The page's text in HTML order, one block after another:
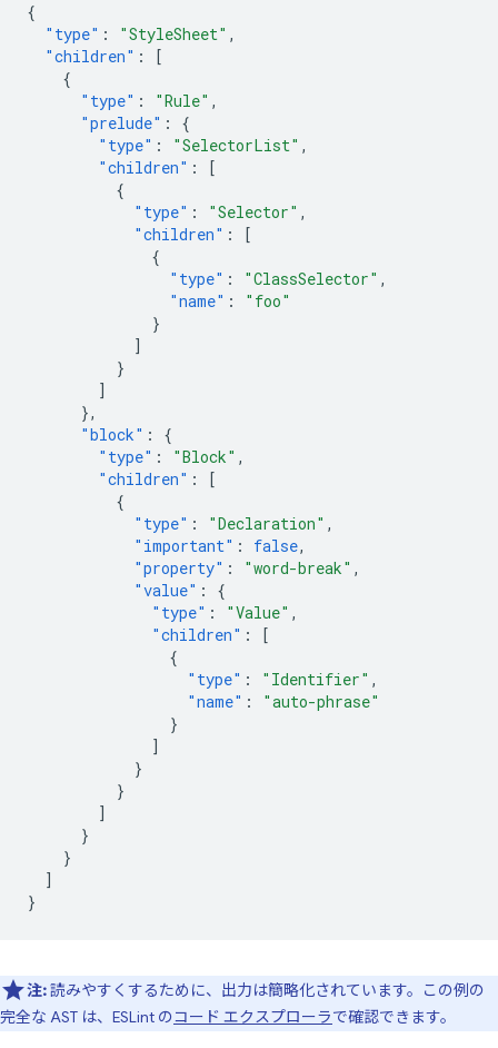
{
"type" : "StyleSheet" ,
"children" :
[
{
"type" : "Rule" ,
"prelude" :
{
"type" : "SelectorList" ,
"children" :
[
{
"type" : "Selector" ,
"children" :
[
{
"type" : "ClassSelector" ,
"name" :
"foo"
}
]
}
]
},
"block" :
{
"type" : "Block" ,
"children" :
[
{
"type" : "Declaration" ,
"important" : false,
"property" : "word-break" ,
"value" :
{
"type" : "Value" ,
"children" :
[
{
"type" : "Identifier" ,
"name" :
"auto-phrase"
}
]
}
}
]
}
}
]
}
注:読みやすくするために、出力は簡略化されています。この例の
完全な AST は、ESLint のコード エクスプローラで確認できます。